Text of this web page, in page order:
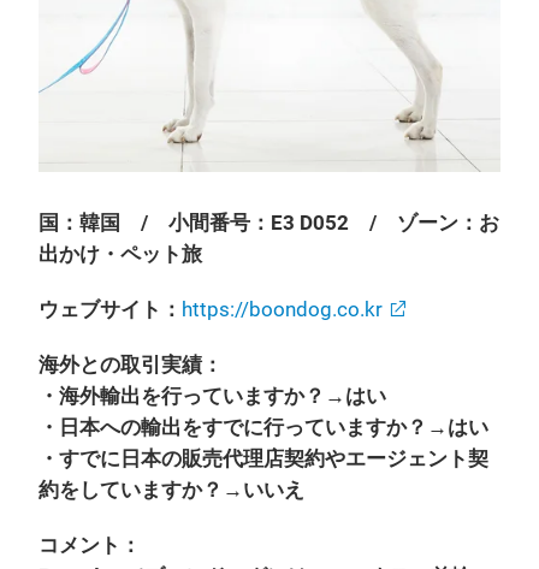
国：韓国 / 小間番号：E3 D052 / ゾーン：お
出かけ・ペット旅
ウェブサイト： https://boondog.co.kr
海外との取引実績：
・海外輸出を行っていますか？→はい
・日本への輸出をすでに行っていますか？→はい
・すでに日本の販売代理店契約やエージェント契
約をしていますか？→いいえ
コメント：